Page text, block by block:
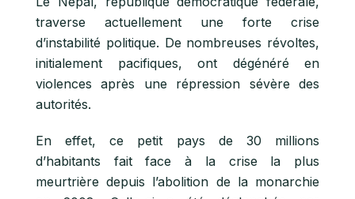
traverse actuellement une forte crise
d’instabilité politique. De nombreuses révoltes,
initialement pacifiques, ont dégénéré en
violences après une répression sévère des
autorités.
En effet, ce petit pays de 30 millions
d’habitants fait face à la crise la plus
meurtrière depuis l’abolition de la monarchie